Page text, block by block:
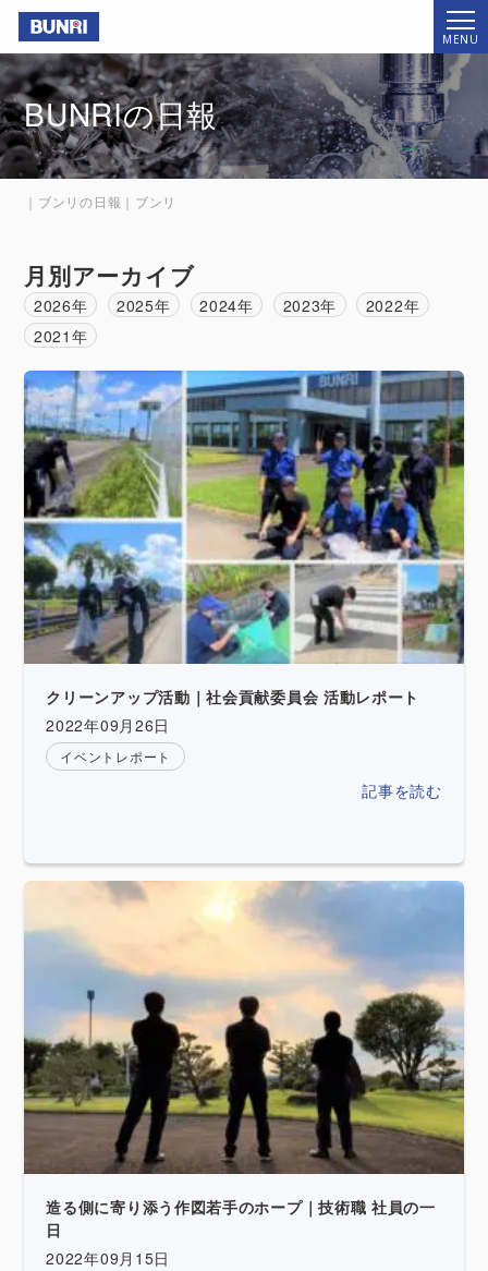
MENU
BUNRIの日報
｜ブンリの日報｜ブンリ
月別アーカイブ
2026年 2025年 2024年 2023年
2022年
2021年
クリーンアップ活動｜社会貢献委員会 活動レポート
2022年09月26日
イベントレポート
記事を読む
造る側に寄り添う作図若手のホープ｜技術職 社員の一
日
2022年09月15日